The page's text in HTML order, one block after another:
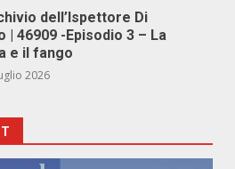
dell’Ispettore Di
| 46909 -Episodio 3 – La
e il fango
2026